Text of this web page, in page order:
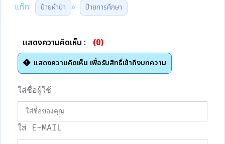
แท๊ก: ป้ายผ้าป่า » ป้ายการศึกษา
แสดงความคิดเห็น : (0)
แสดงความคิดเห็น เพื่อรับสิทธิ์เข้าถึงบทความ
ใส่ชื่อผู้ใช้
ใส่ E-MAIL